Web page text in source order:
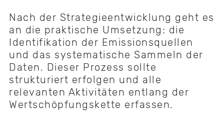
Nach der Strategieentwicklung geht es
an die praktische Umsetzung: die
Identifikation der Emissionsquellen
und das systematische Sammeln der
Daten. Dieser Prozess sollte
strukturiert erfolgen und alle
relevanten Aktivitäten entlang der
Wertschöpfungskette erfassen.